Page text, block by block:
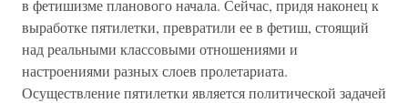
в фетишизме планового начала. Сейчас, придя наконец к
выработке пятилетки, превратили ее в фетиш, стоящий
над реальными классовыми отношениями и
настроениями разных слоев пролетариата.
Осуществление пятилетки является политической задачей